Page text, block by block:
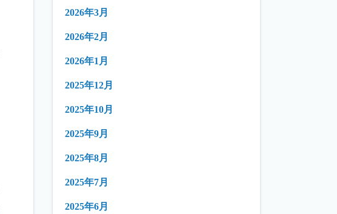
2026年3月
2026年2月
2026年1月
2025年12月
2025年10月
2025年9月
2025年8月
2025年7月
2025年6月